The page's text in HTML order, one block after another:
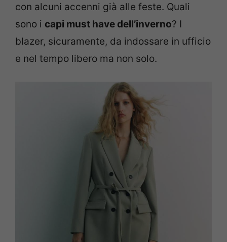
con alcuni accenni già alle feste. Quali
sono i capi must have dell’inverno? I
blazer, sicuramente, da indossare in ufficio
e nel tempo libero ma non solo.